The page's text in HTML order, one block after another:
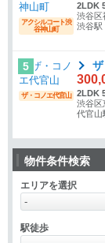
アクシルコート渋
谷神山町
2LDK
渋谷区
渋谷駅
5
ザ・コノエ代官山
2LDK
渋谷区
代官山
物件条件検索
エリアを選択
駅徒歩